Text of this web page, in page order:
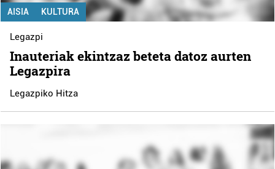
AISIA KULTURA
Legazpi
Inauteriak ekintzaz beteta datoz aurten
Legazpira
Legazpiko Hitza